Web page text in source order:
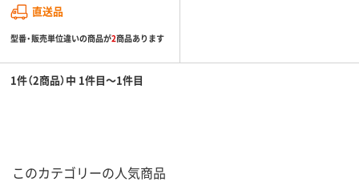
直送品
型番・販売単位違いの商品が2商品あります
1件（2商品）中 1件目～1件目
このカテゴリーの人気商品